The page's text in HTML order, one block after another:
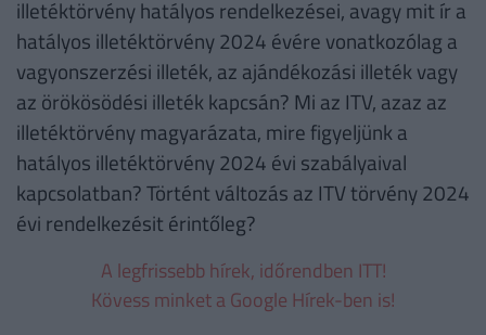
illetéktörvény hatályos rendelkezései, avagy mit ír a
hatályos illetéktörvény 2024 évére vonatkozólag a
vagyonszerzési illeték, az ajándékozási illeték vagy
az örökösödési illeték kapcsán? Mi az ITV, azaz az
illetéktörvény magyarázata, mire figyeljünk a
hatályos illetéktörvény 2024 évi szabályaival
kapcsolatban? Történt változás az ITV törvény 2024
évi rendelkezésit érintőleg?
A legfrissebb hírek, időrendben ITT!
Kövess minket a Google Hírek-ben is!